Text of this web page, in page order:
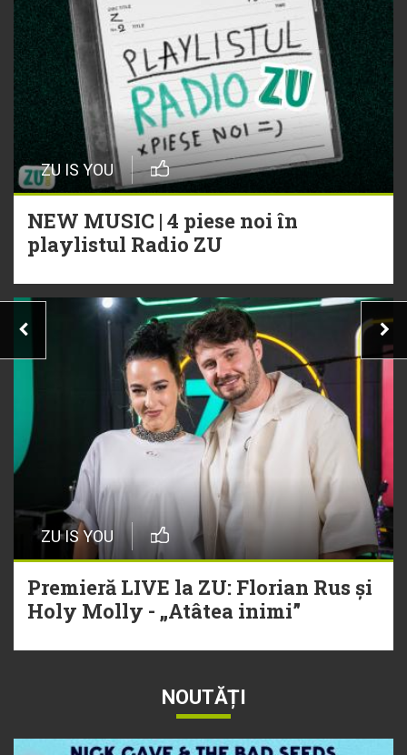
ZU IS YOU
NEW MUSIC | 4 piese noi în
playlistul Radio ZU
ZU IS YOU
Premieră LIVE la ZU: Florian Rus și
Holy Molly - „Atâtea inimi”
NOUTĂȚI